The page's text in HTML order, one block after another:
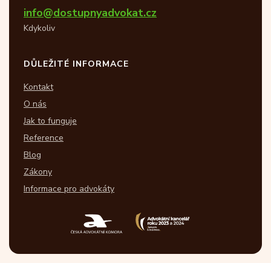
info@dostupnyadvokat.cz
Kdykoliv
DŮLEŽITÉ INFORMACE
Kontakt
O nás
Jak to funguje
Reference
Blog
Zákony
Informace pro advokáty